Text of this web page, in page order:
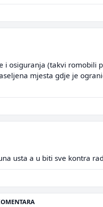
osiguranja (takvi romobili
mjesta gdje je
usta a u biti sve kontra